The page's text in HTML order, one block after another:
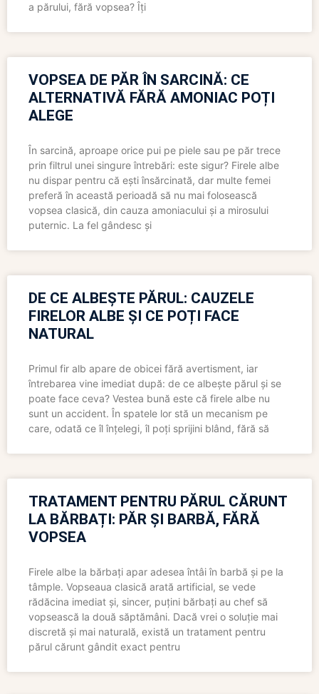
a părului, fără vopsea? Îți
VOPSEA DE PĂR ÎN SARCINĂ: CE
ALTERNATIVĂ FĂRĂ AMONIAC POȚI
ALEGE
În sarcină, aproape orice pui pe piele sau pe păr trece
prin filtrul unei singure întrebări: este sigur? Firele albe
nu dispar pentru că ești însărcinată, dar multe femei
preferă în această perioadă să nu mai folosească
vopsea clasică, din cauza amoniacului și a mirosului
puternic. La fel gândesc și
DE CE ALBEȘTE PĂRUL: CAUZELE
FIRELOR ALBE ȘI CE POȚI FACE
NATURAL
Primul fir alb apare de obicei fără avertisment, iar
întrebarea vine imediat după: de ce albește părul și se
poate face ceva? Vestea bună este că firele albe nu
sunt un accident. În spatele lor stă un mecanism pe
care, odată ce îl înțelegi, îl poți sprijini blând, fără să
TRATAMENT PENTRU PĂRUL CĂRUNT
LA BĂRBAȚI: PĂR ȘI BARBĂ, FĂRĂ
VOPSEA
Firele albe la bărbați apar adesea întâi în barbă și pe la
tâmple. Vopseaua clasică arată artificial, se vede
rădăcina imediat și, sincer, puțini bărbați au chef să
vopsească la două săptămâni. Dacă vrei o soluție mai
discretă și mai naturală, există un tratament pentru
părul cărunt gândit exact pentru